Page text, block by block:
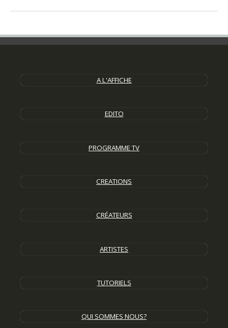
A L'AFFICHE
EDITO
PROGRAMME TV
CREATIONS
CRÉATEURS
ARTISTES
TUTORIELS
QUI SOMMES NOUS?